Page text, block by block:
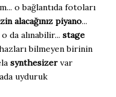
o bağlantıda fotoları
alacağınız piyano...
da alınabilir... stage
bilmeyen birinin
synthesizer var
uyduruk